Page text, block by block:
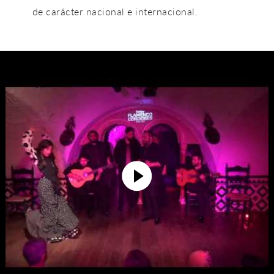
de carácter nacional e internacional.